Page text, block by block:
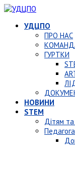
УДЦПО
ПРО НАС
ГУРТКИ
НОВИНИ
STEM
Дітям